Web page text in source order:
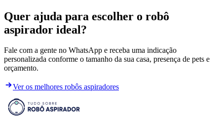
Quer ajuda para escolher o robô
aspirador ideal?
Fale com a gente no WhatsApp e receba uma indicação
personalizada conforme o tamanho da sua casa, presença de pets e
orçamento.
Ver os melhores robôs aspiradores